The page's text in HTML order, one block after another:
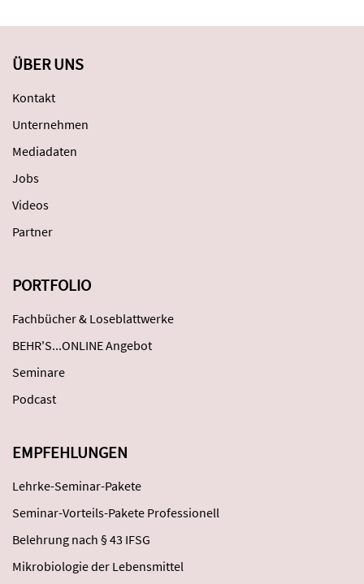
ÜBER UNS
Kontakt
Unternehmen
Mediadaten
Jobs
Videos
Partner
PORTFOLIO
Fachbücher & Loseblattwerke
BEHR'S...ONLINE Angebot
Seminare
Podcast
EMPFEHLUNGEN
Lehrke-Seminar-Pakete
Seminar-Vorteils-Pakete Professionell
Belehrung nach § 43 IFSG
Mikrobiologie der Lebensmittel